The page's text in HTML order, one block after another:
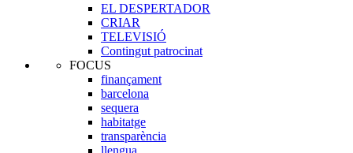
EL DESPERTADOR
CRIAR
TELEVISIÓ
Contingut patrocinat
FOCUS
finançament
barcelona
sequera
habitatge
transparència
llengua